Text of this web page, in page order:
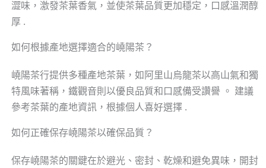
澀味，激發茶葉香氣，並使茶葉品質更加穩定，口感溫潤醇
厚 .
如何根據產地選擇適合的嶢陽茶？
嶢陽茶行提供多種產地茶葉，如阿里山烏龍茶以高山氣和獨
特風味著稱，鐵觀音則以優良品質和口感備受讚譽 。 建議
參考茶葉的產地資訊，根據個人喜好選擇 .
如何正確保存嶢陽茶以確保品質？
保存嶢陽茶的關鍵在於避光、密封、乾燥和避免異味，開封